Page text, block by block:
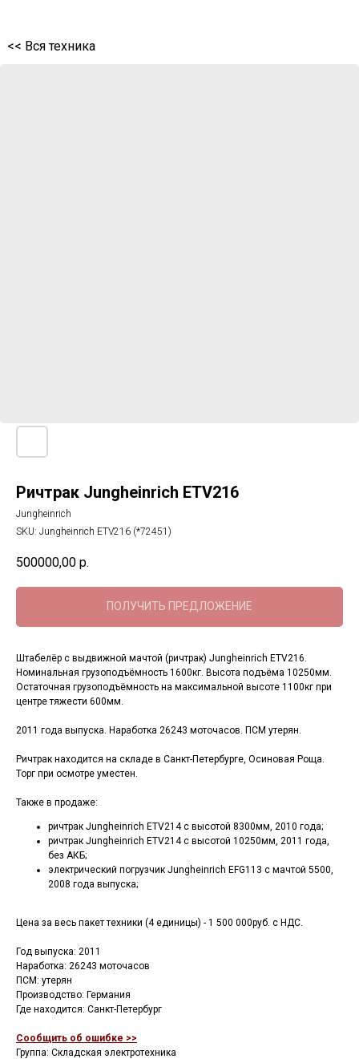
<< Вся техника
Ричтрак Jungheinrich ETV216
Jungheinrich
SKU: Jungheinrich ETV216 (*72451)
500000,00 р.
ПОЛУЧИТЬ ПРЕДЛОЖЕНИЕ
Штабелёр с выдвижной мачтой (ричтрак) Jungheinrich ETV216.
Номинальная грузоподъёмность 1600кг. Высота подъёма 10250мм.
Остаточная грузоподъёмность на максимальной высоте 1100кг при
центре тяжести 600мм.
2011 года выпуска. Наработка 26243 моточасов. ПСМ утерян.
Ричтрак находится на складе в Санкт-Петербурге, Осиновая Роща.
Торг при осмотре уместен.
Также в продаже:
ричтрак Jungheinrich ETV214 с высотой 8300мм, 2010 года;
ричтрак Jungheinrich ETV214 с высотой 10250мм, 2011 года,
без АКБ;
электрический погрузчик Jungheinrich EFG113 с мачтой 5500,
2008 года выпуска;
Цена за весь пакет техники (4 единицы) - 1 500 000руб. с НДС.
Год выпуска: 2011
Наработка: 26243 моточасов
ПСМ: утерян
Производство: Германия
Где находится: Санкт-Петербург
Сообщить об ошибке >>
Группа: Складская электротехника